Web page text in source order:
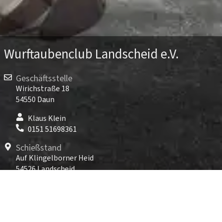
Wurftaubenclub Landscheid e.V.
Geschäftsstelle
Wirichstraße 18
54550 Daun
Klaus Klein
0151 51698361
Schießstand
Auf Klingelborner Heid
54526 Landscheid